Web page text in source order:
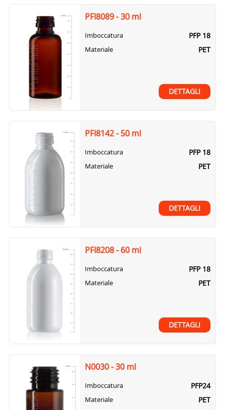
PFI8089 - 30 ml
Imboccatura PFP 18
Materiale PET
DETTAGLI
PFI8142 - 50 ml
Imboccatura PFP 18
Materiale PET
DETTAGLI
PFI8208 - 60 ml
Imboccatura PFP 18
Materiale PET
DETTAGLI
N0030 - 30 ml
Imboccatura PFP24
Materiale PET